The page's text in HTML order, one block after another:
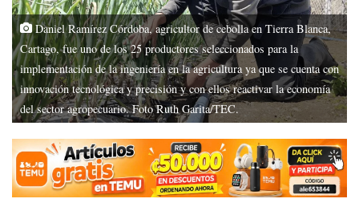
Daniel Ramírez Córdoba, agricultor de cebolla en Tierra Blanca,
Cartago, fue uno de los 25 productores seleccionados para la
implementación de la ingeniería en la agricultura ya que se cuenta con
innovación tecnológica y precisión y con ellos reactivar la economía
del sector agropecuario. Foto Ruth Garita/TEC.